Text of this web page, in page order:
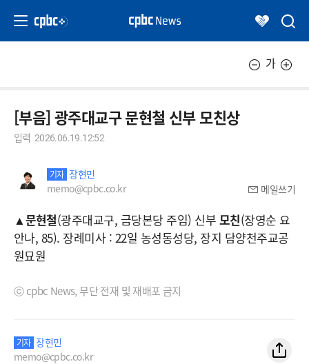
가
[부음] 광주대교구 문현철 신부 모친상
입력 2026.06.19.12:52
기자 장현민
memo@cpbc.co.kr
메일쓰기
▲문현철(광주대교구, 금당본당 주임) 신부 모친(장영순 요
안나, 85). 장례미사 : 22일 농성동성당, 장지 담양천주교공
원묘원
ⓒ cpbc News, 무단 전재 및 재배포 금지
기자 장현민
memo@cpbc.co.kr